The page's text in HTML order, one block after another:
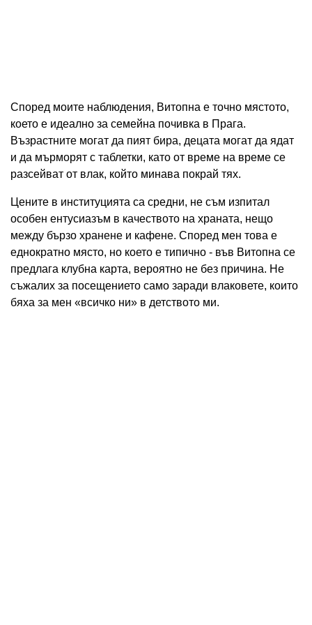
Според моите наблюдения, Витопна е точно мястото,
което е идеално за семейна почивка в Прага.
Възрастните могат да пият бира, децата могат да ядат
и да мърморят с таблетки, като от време на време се
разсейват от влак, който минава покрай тях.
Цените в институцията са средни, не съм изпитал
особен ентусиазъм в качеството на храната, нещо
между бързо хранене и кафене. Според мен това е
еднократно място, но което е типично - във Витопна се
предлага клубна карта, вероятно не без причина. Не
съжалих за посещението само заради влаковете, които
бяха за мен «всичко ни» в детството ми.